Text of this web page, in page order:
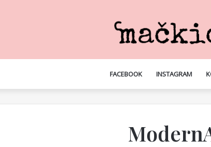
FACEBOOK INSTAGRAM